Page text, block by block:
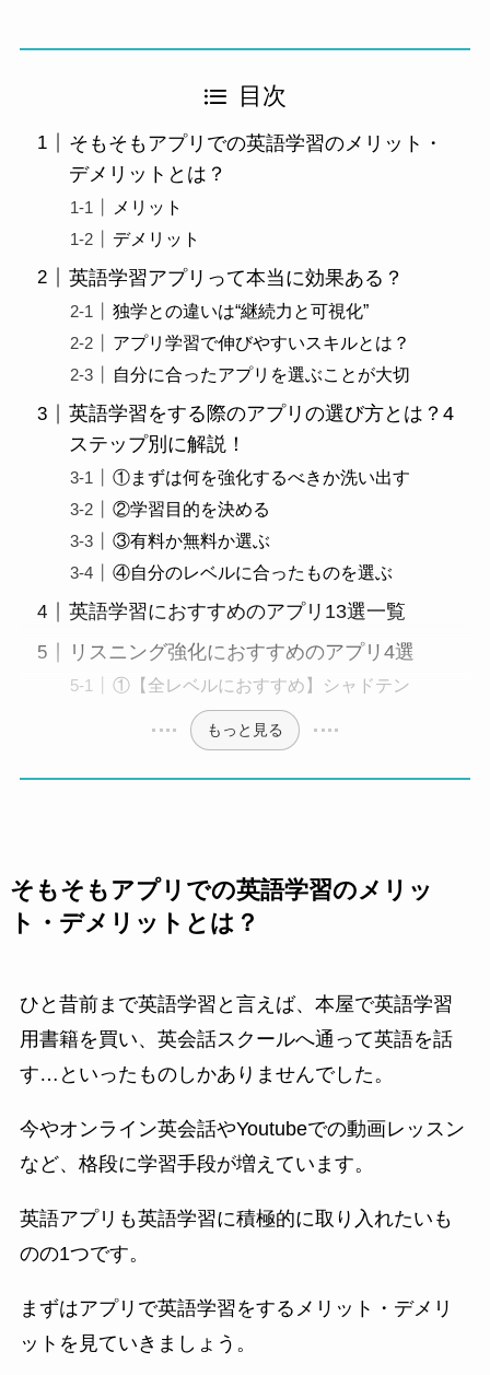
目次
そもそもアプリでの英語学習のメリット・
デメリットとは？
メリット
デメリット
英語学習アプリって本当に効果ある？
独学との違いは“継続力と可視化”
アプリ学習で伸びやすいスキルとは？
自分に合ったアプリを選ぶことが大切
英語学習をする際のアプリの選び方とは？4
ステップ別に解説！
①まずは何を強化するべきか洗い出す
②学習目的を決める
③有料か無料か選ぶ
④自分のレベルに合ったものを選ぶ
英語学習におすすめのアプリ13選一覧
リスニング強化におすすめのアプリ4選
①【全レベルにおすすめ】シャドテン
もっと見る
そもそもアプリでの英語学習のメリッ
ト・デメリットとは？
ひと昔前まで英語学習と言えば、本屋で英語学習
用書籍を買い、英会話スクールへ通って英語を話
す…といったものしかありませんでした。
今やオンライン英会話やYoutubeでの動画レッスン
など、格段に学習手段が増えています。
英語アプリも英語学習に積極的に取り入れたいも
のの1つです。
まずはアプリで英語学習をするメリット・デメリ
ットを見ていきましょう。